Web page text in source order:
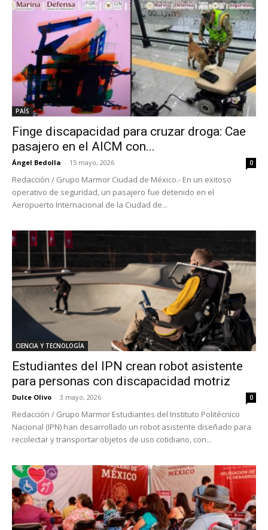
PAÍS
Finge discapacidad para cruzar droga: Cae
pasajero en el AICM con...
Ángel Bedolla - 15 mayo, 2026 0
Redacción / Grupo Marmor Ciudad de México.- En un exitoso
operativo de seguridad, un pasajero fue detenido en el
Aeropuerto Internacional de la Ciudad de...
CIENCIA Y TECNOLOGÍA
Estudiantes del IPN crean robot asistente
para personas con discapacidad motriz
Dulce Olivo - 3 mayo, 2026 0
Redacción / Grupo Marmor Estudiantes del Instituto Politécnico
Nacional (IPN) han desarrollado un robot asistente diseñado para
recolectar y transportar objetos de uso cotidiano, con...